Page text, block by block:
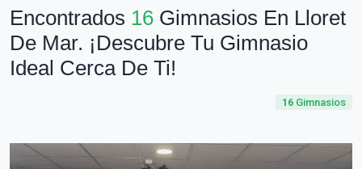
Encontrados 16 Gimnasios En Lloret
De Mar. ¡Descubre Tu Gimnasio
Ideal Cerca De Ti!
16 Gimnasios